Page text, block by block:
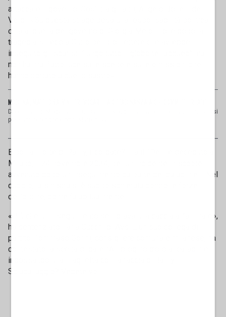
attaccare il governo. Così, tra gli altri, Angelo Bonelli dei
Verdi: «Su questa strage pesa una responsabilità politica
chiara, quella del governo di Giorgia Meloni, che dopo la
tragedia si recò a Cutro per promettere che avrebbe
inseguito gli scafisti “lungo tutto il globo terracqueo” ma
non ha mai fatto luce sulle scelte e sulle omissioni che
hanno portato a quel disastro».
MODENA, MATTEO SALVINI: "REVOCARE LA CITTADINANZA A CHI COMMETTE REATI"
Dopo i fatti di Modena, in cui Salim El Koudri ha travolto con l’auto numerosi
passanti ferendone otto, Matteo Sal...
E poi la morte di Ramy, ricordate? Era il 19enne deceduto a
Milano, il 24 novembre 2024, per un incidente in scooter
avvenuto dopo un inseguimento da parte dei carabinieri. Nel
dubbio, la sinistra si è subito schierata contro le forze
dell’ordine, come fa abitualmente.
«Più che un inseguimento sembrava una caccia all’animale»,
ha sentenziato Ilaria Cucchi di Avs. E un suo collega di
partito, Tommaso Gorini, consigliere comunale milanese, ha
contestato la scelta di dare l’Ambrogino d’oro ai carabinieri
indossando una maglietta con la faccia di Ramy...
Sciacallaggio? Vedete voi...